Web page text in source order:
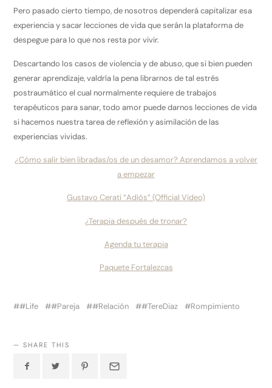
Pero pasado cierto tiempo, de nosotros dependerá capitalizar esa
experiencia y sacar lecciones de vida que serán la plataforma de
despegue para lo que nos resta por vivir.
Descartando los casos de violencia y de abuso, que si bien pueden
generar aprendizaje, valdría la pena librarnos de tal estrés
postraumático el cual normalmente requiere de trabajos
terapéuticos para sanar, todo amor puede darnos lecciones de vida
si hacemos nuestra tarea de reflexión y asimilación de las
experiencias vividas.
¿Cómo salir bien libradas/os de un desamor? Aprendamos a volver
a empezar
Gustavo Cerati “Adiós” (Official Video)
¿Terapia después de tronar?
Agenda tu terapia
Paquete Fortalezcas
#Life #Pareja #Relación #TereDiaz Rompimiento
SHARE THIS